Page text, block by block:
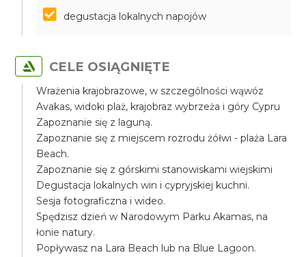
degustacja lokalnych napojów
CELE OSIĄGNIĘTE
Wrażenia krajobrazowe, w szczególności wąwóz
Avakas, widoki plaż, krajobraz wybrzeża i góry Cypru
Zapoznanie się z laguną.
Zapoznanie się z miejscem rozrodu żółwi - plaża Lara
Beach.
Zapoznanie się z górskimi stanowiskami wiejskimi
Degustacja lokalnych win i cypryjskiej kuchni.
Sesja fotograficzna i wideo.
Spędzisz dzień w Narodowym Parku Akamas, na
łonie natury.
Popływasz na Lara Beach lub na Blue Lagoon.